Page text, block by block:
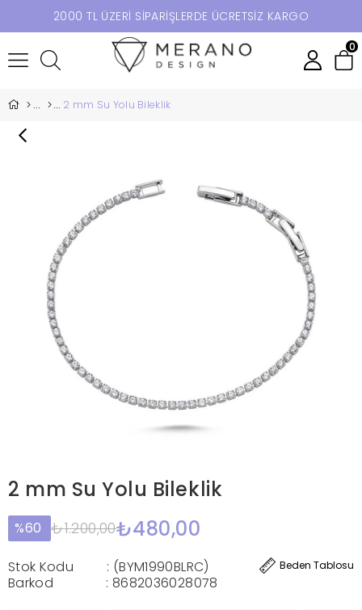
2000 TL ÜZERİ SİPARİŞLERDE ÜCRETSİZ KARGO
0
2 mm Su Yolu Bileklik
2 mm Su Yolu Bileklik
60 ₺1.200,00₺480,00
Beden Tablosu
Stok Kodu
(BYM1990BLRC)
Barkod
: 8682036028078